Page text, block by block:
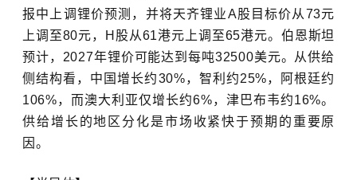
报中上调锂价预测，并将天齐锂业A股目标价从 73元
上调至80元， H 股从61港元上调至65港元。伯恩斯坦
预计， 2027年锂价可能达到每吨32500美元。从供给
侧结构看，中国增长约30%，智利约25%，阿根廷约
106%，而澳大利亚仅增长约6%，津巴布韦约16%。
供给增长的地区分化是市场收紧快于预期的重要原
因。